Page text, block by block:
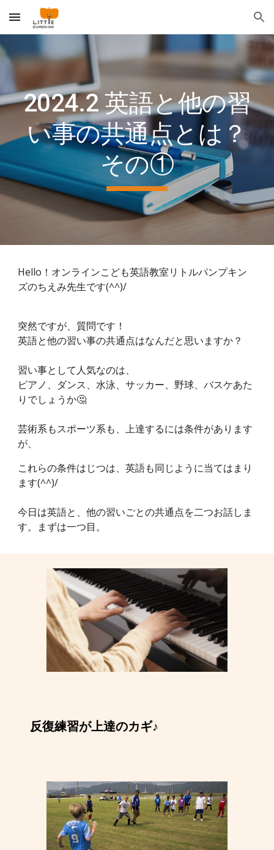
Skip to main content Skip to navigation
2024.2 英語と他の習
い事の共通点とは？
その①
Hello！オンラインこども英語教室リトルパンプキン
ズのちえみ先生です(^^)/
突然ですが、質問です！
英語と他の習い事の共通点はなんだと思いますか？
習い事として人気なのは、
ピアノ、ダンス、水泳、サッカー、野球、バスケあた
りでしょうか🤔
芸術系もスポーツ系も、上達するには条件があります
が、
これらの条件はじつは、英語も同じように当てはまり
ます(^^)/
今日は英語と、他の習いごとの共通点を二つお話しま
す。まずは一つ目。
反復練習が上達のカギ♪